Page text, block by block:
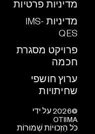
©2026 על ידי
OTIIMA
כֹּל הַזְכוּיוֹת שְׁמוּרוֹת
מדיניות פרטיות
מדיניות IMS-
QES
פרויקט מסגרת
חכמה
ערוץ חושפי
שחיתויות